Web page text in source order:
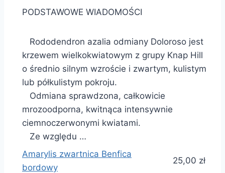
PODSTAWOWE WIADOMOŚCI
Rododendron azalia odmiany Doloroso jest
krzewem wielkokwiatowym z grupy Knap Hill
o średnio silnym wzroście i zwartym, kulistym
lub półkulistym pokroju.
Odmiana sprawdzona, całkowicie
mrozoodporna, kwitnąca intensywnie
ciemnoczerwonymi kwiatami.
Ze względu …
Amarylis zwartnica Benfica
bordowy
25,00 zł